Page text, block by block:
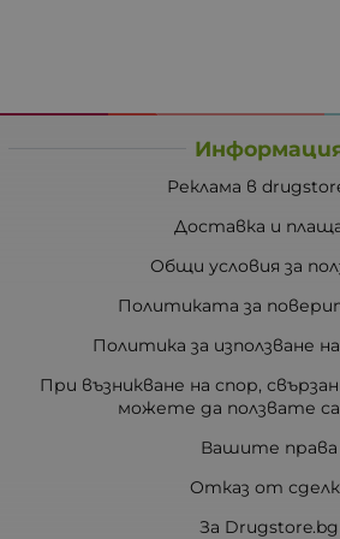
Реклама в
Доставка и
Общи условия за
Политиката за
Политика за използване
При възникване на спор,
можете да ползвате
Вашите права
Отказ от
За Drugstore.bg